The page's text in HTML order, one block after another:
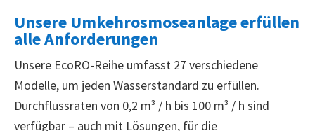
Unsere Umkehrosmoseanlage erfüllen
alle Anforderungen
Unsere EcoRO-Reihe umfasst 27 verschiedene
Modelle, um jeden Wasserstandard zu erfüllen.
Durchflussraten von 0,2 m³ / h bis 100 m³ / h sind
verfügbar – auch mit Lösungen, für die